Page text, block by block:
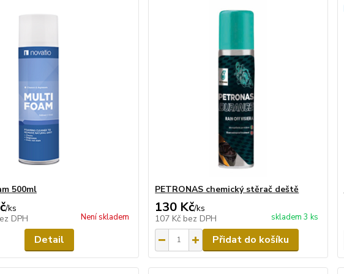
500ml
/ks
DPH
Není skladem
Detail
PETRONAS chemický stěrač deště
130 Kč/ks
107 Kč bez DPH skladem 3 ks
Přidat do košíku